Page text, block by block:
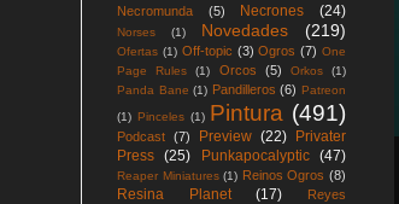
Necromunda
(5) Necrones (24)
Norses (1) Novedades (219)
Ofertas (1) Off-topic (3) Ogros (7) One
Page Rules
(1) Orcos (5) Orkos
(1)
Panda Bane (1) Pandilleros (6) Patreon
(1) Pinceles (1) Pintura (491)
Podcast (7) Preview (22)
Privater
Press (25) Punkapocalyptic (47)
Reaper Miniatures (1) Reinos Ogros (8)
Resina Planet (17)
Reyes